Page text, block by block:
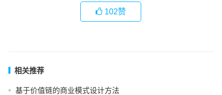
102赞
相关推荐
基于价值链的商业模式设计方法